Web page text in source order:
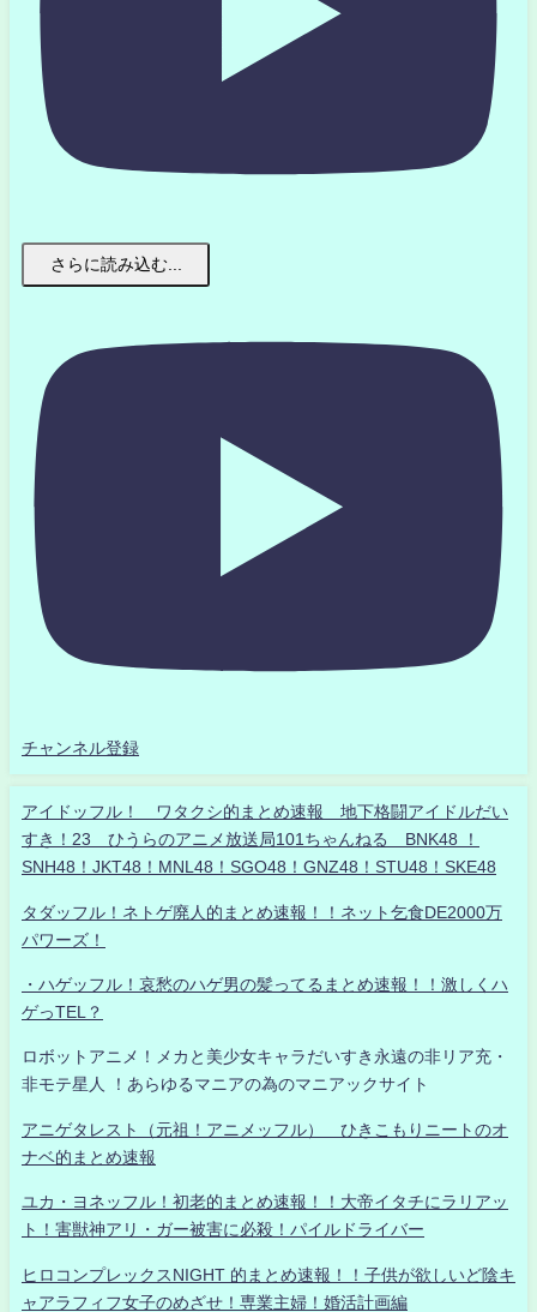
さらに読み込む...
チャンネル登録
アイドッフル！ ワタクシ的まとめ速報 地下格闘アイドルだい
すき！23 ひうらのアニメ放送局101ちゃんねる BNK48 ！
SNH48！JKT48！MNL48！SGO48！GNZ48！STU48！SKE48
タダッフル！ネトゲ廃人的まとめ速報！！ネット乞食DE2000万
パワーズ！
・ハゲッフル！哀愁のハゲ男の髪ってるまとめ速報！！激しくハ
ゲっTEL？
ロボットアニメ！メカと美少女キャラだいすき永遠の非リア充・
非モテ星人 ！あらゆるマニアの為のマニアックサイト
アニゲタレスト（元祖！アニメッフル） ひきこもりニートのオ
ナベ的まとめ速報
ユカ・ヨネッフル！初老的まとめ速報！！大帝イタチにラリアッ
ト！害獣神アリ・ガー被害に必殺！パイルドライバー
ヒロコンプレックスNIGHT 的まとめ速報！！子供が欲しいど陰キ
ャアラフィフ女子のめざせ！専業主婦！婚活計画編